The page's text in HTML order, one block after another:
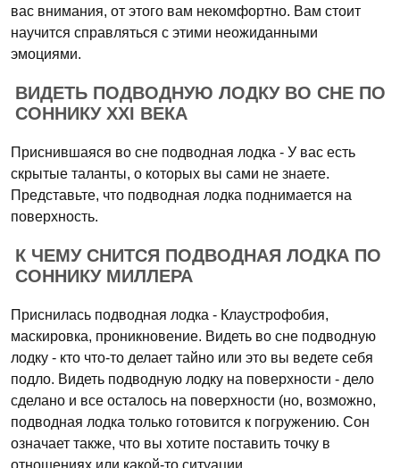
вас внимания, от этого вам некомфортно. Вам стоит
научится справляться с этими неожиданными
эмоциями.
ВИДЕТЬ ПОДВОДНУЮ ЛОДКУ ВО СНЕ ПО
СОННИКУ XXI ВЕКА
Приснившаяся во сне подводная лодка - У вас есть
скрытые таланты, о которых вы сами не знаете.
Представьте, что подводная лодка поднимается на
поверхность.
К ЧЕМУ СНИТСЯ ПОДВОДНАЯ ЛОДКА ПО
СОННИКУ МИЛЛЕРА
Приснилась подводная лодка - Клаустрофобия,
маскировка, проникновение. Видеть во сне подводную
лодку - кто что-то делает тайно или это вы ведете себя
подло. Видеть подводную лодку на поверхности - дело
сделано и все осталось на поверхности (но, возможно,
подводная лодка только готовится к погружению. Сон
означает также, что вы хотите поставить точку в
отношениях или какой-то ситуации.